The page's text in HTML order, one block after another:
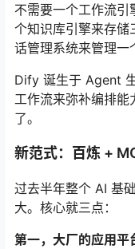
不需要一个工作流
个知识库引擎来存
话管理系统来管理一
Dify 诞生于 Agent
工作流来弥补编排能
了。
新范式：百炼 +
过去半年整个 AI 基
大。核心就三点：
第一，大厂的应用平